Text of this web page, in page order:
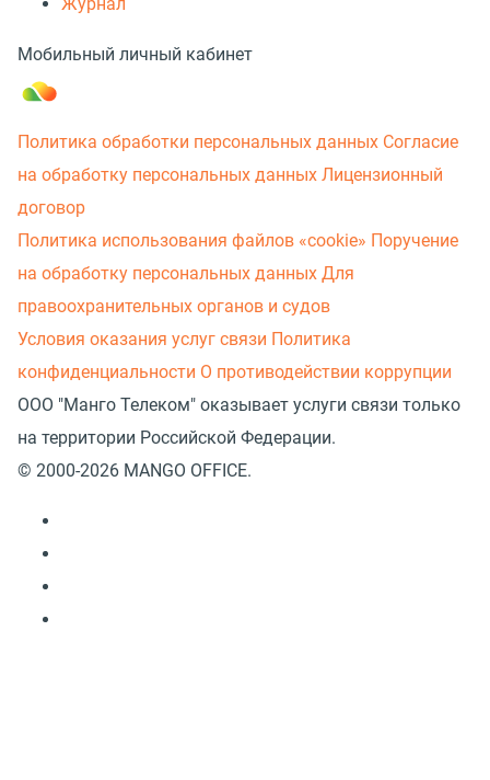
Мобильный личный кабинет
Политика обработки персональных данных Согласие
на обработку персональных данных Лицензионный
договор
Политика использования файлов «cookie» Поручение
на обработку персональных данных Для
правоохранительных органов и судов
Условия оказания услуг связи Политика
конфиденциальности О противодействии коррупции
ООО "Манго Телеком" оказывает услуги связи только
на территории Российской Федерации.
© 2000-2026 MANGO OFFICE.